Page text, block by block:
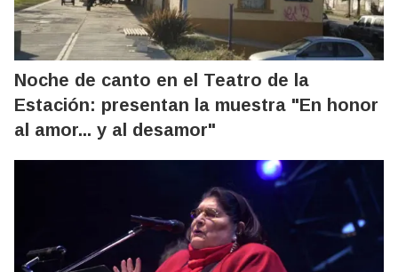
Noche de canto en el Teatro de la
Estación: presentan la muestra "En honor
al amor... y al desamor"